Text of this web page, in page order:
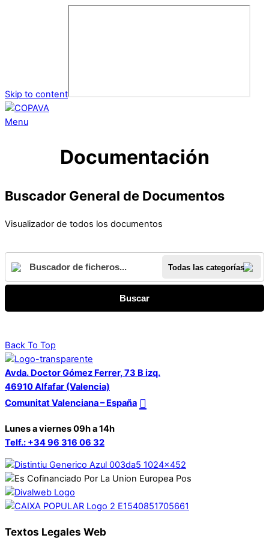
Skip to content
Menu
Documentación
Buscador General de Documentos
Visualizador de todos los documentos
Todas las categorías
Buscar
Back To Top
Avda. Doctor Gómez Ferrer, 73 B izq.
46910 Alfafar (Valencia)
Comunitat Valenciana – España
Lunes a viernes 09h a 14h
Telf.: +34 96 316 06 32
Textos Legales Web